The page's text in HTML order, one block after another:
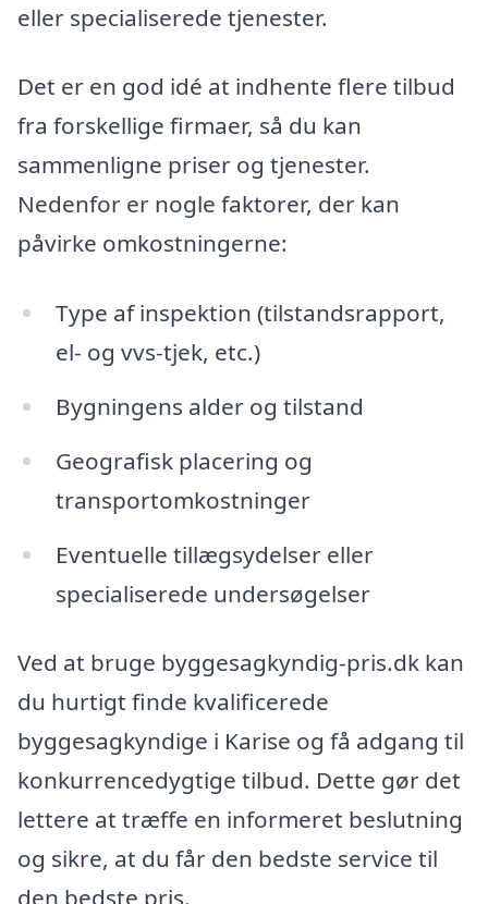
eller specialiserede tjenester.
Det er en god idé at indhente flere tilbud
fra forskellige firmaer, så du kan
sammenligne priser og tjenester.
Nedenfor er nogle faktorer, der kan
påvirke omkostningerne:
Type af inspektion (tilstandsrapport,
el- og vvs-tjek, etc.)
Bygningens alder og tilstand
Geografisk placering og
transportomkostninger
Eventuelle tillægsydelser eller
specialiserede undersøgelser
Ved at bruge byggesagkyndig-pris.dk kan
du hurtigt finde kvalificerede
byggesagkyndige i Karise og få adgang til
konkurrencedygtige tilbud. Dette gør det
lettere at træffe en informeret beslutning
og sikre, at du får den bedste service til